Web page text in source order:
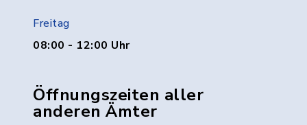
Freitag
08:00 - 12:00 Uhr
Öffnungszeiten aller
anderen Ämter